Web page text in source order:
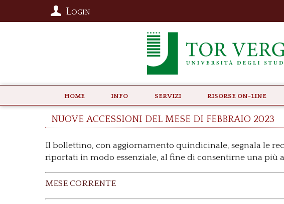
Login
Home info Servizi Risorse ON-LINE
nuove accessioni del mese di febbraio 2023
Il bollettino, con aggiornamento quindicinale, segnala le
riportati in modo essenziale, al fine di consentirne una più
MESE CORRENTE